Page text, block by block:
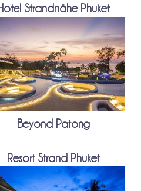
Strandnähe Phuket
Beyond Patong
Resort Strand Phuket